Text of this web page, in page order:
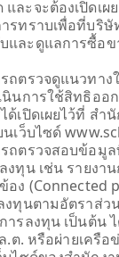
ณ
ลบอล
ละจะต้องเปิดเผ
รทราบเพื่อที่บริษั
และดูแลการซื้อ
ถตรวจดูแนวทาง
นินการใช้สิทธิออ
ด้เปิดเผยไว้ที่ สำ
เว็บไซด์
ถตรวจสอบข้อมู
งทุน เช่น รายงา
อง (Connected
งทุนตามอัตราส่
ารลงทุน เป็นต้น
.ต. หรือผ่ายเครือ